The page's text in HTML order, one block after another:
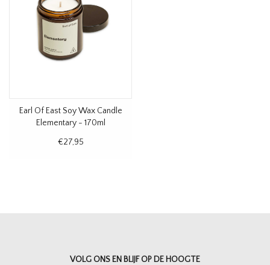
Earl Of East Soy Wax Candle
Elementary - 170ml
€27,95
VOLG ONS EN BLIJF OP DE HOOGTE